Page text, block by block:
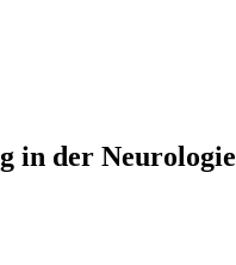
in der Neurologie